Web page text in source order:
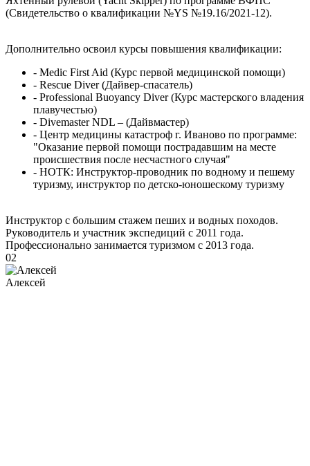
(Свидетельство о квалификации №YS №19.16/2021-12).
Дополнительно освоил курсы повышения квалификации:
- Medic First Aid (Курс первой медицинской помощи)
- Rescue Diver (Дайвер-спасатель)
- Professional Buoyancy Diver (Курс мастерского владения
плавучестью)
- Divemaster NDL – (Дайвмастер)
- Центр медицины катастроф г. Иваново по программе:
"Оказание первой помощи пострадавшим на месте
происшествия после несчастного случая"
- НОТК: Инструктор-проводник по водному и пешему
туризму, инструктор по детско-юношескому туризму
Инструктор с большим стажем пеших и водных походов.
Руководитель и участник экспедиций с 2011 года.
Профессионально занимается туризмом с 2013 года.
02
Алексей